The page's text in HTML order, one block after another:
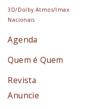
3D/Dolby Atmos/Imax
Nacionais
Agenda
Quem é Quem
Revista
Anuncie